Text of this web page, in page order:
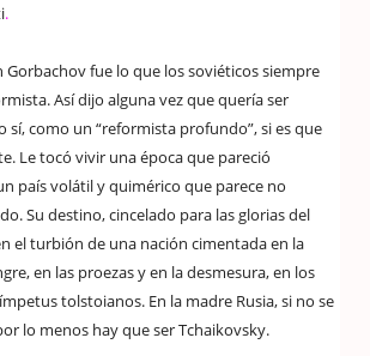
.
Gorbachov fue lo que los soviéticos siempre
Así dijo alguna vez que quería ser
sí, como un “reformista profundo”, si es que
Le tocó vivir una época que pareció
país volátil y quimérico que parece no
Su destino, cincelado para las glorias del
el turbión de una nación cimentada en la
en las proezas y en la desmesura, en los
tolstoianos. En la madre Rusia, si no se
lo menos hay que ser Tchaikovsky.